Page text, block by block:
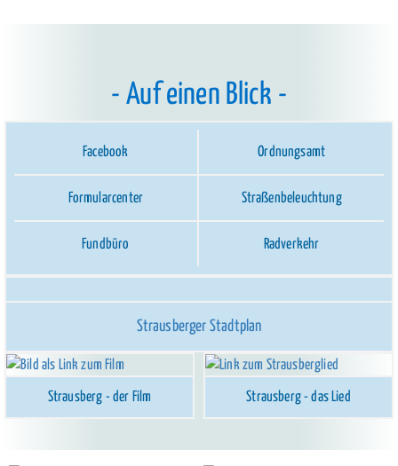
Auf einen Blick
Facebook Ordnungsamt
Formularcenter Straßenbeleuchtung
Fundbüro Radverkehr
Strausberger Stadtplan
Strausberg - der Film Strausberg - das Lied